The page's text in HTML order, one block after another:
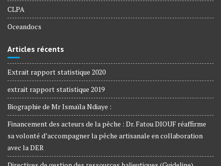
CLPA
Oceandocs
Articles récents
Extrait rapport statistique 2020
extrait rapport statistique 2019
Biographie de Mr Ismaïla Ndiaye :
Financement des acteurs de la pêche : Dr. Fatou DIOUF réaffirme
sa volonté d’accompagner la pêche artisanale en collaboration
avec la DER